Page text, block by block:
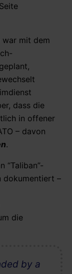
mit dem
dass die
in offener
– davon
.
“Taliban”-
dokumentiert –
die
by a